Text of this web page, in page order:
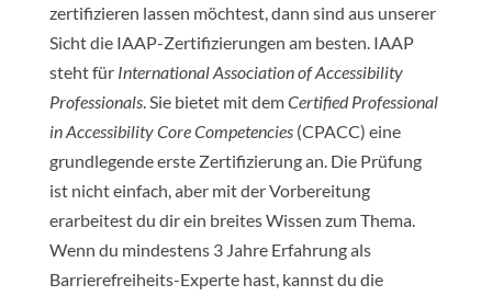
zertifizieren lassen möchtest, dann sind aus unserer
Sicht die IAAP-Zertifizierungen am besten. IAAP
steht für International Association of Accessibility
Professionals. Sie bietet mit demCertified Professional
in Accessibility Core Competencies(CPACC) eine
grundlegende erste Zertifizierung an. Die Prüfung
ist nicht einfach, aber mit der Vorbereitung
erarbeitest du dir ein breites Wissen zum Thema.
Wenn du mindestens 3 Jahre Erfahrung als
Barrierefreiheits-Experte hast, kannst du die